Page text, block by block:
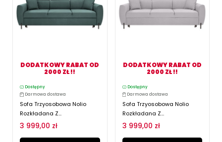
DODATKOWY RABAT OD
2000 ZŁ !!
Dostępny
Darmowa dostawa
Sofa Trzyosobowa Nolio
Rozkładana Z...
3 999,00 zł
DODATKOWY RABAT OD
2000 ZŁ !!
Dostępny
Darmowa dostawa
Sofa Trzyosobowa Nolio
Rozkładana Z...
3 999,00 zł